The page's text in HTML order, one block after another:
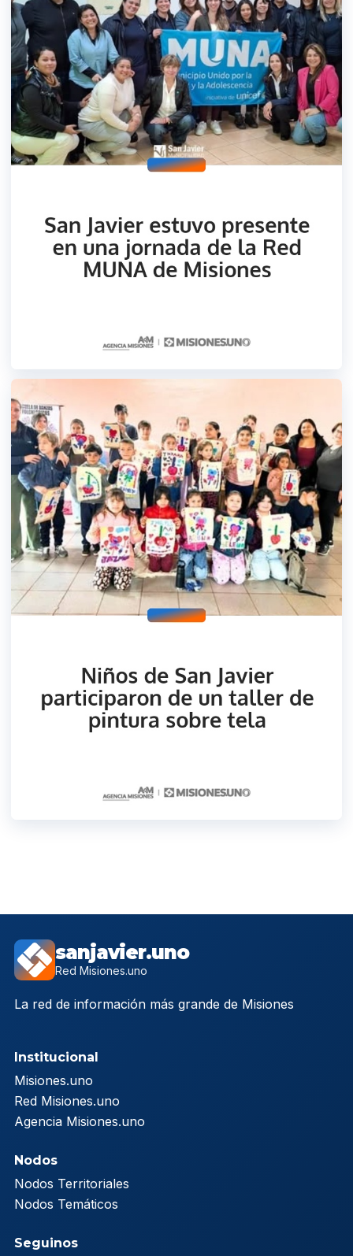
sanjavier.uno
Red Misiones.uno
La red de información más grande de Misiones
Institucional
Misiones.uno
Red Misiones.uno
Agencia Misiones.uno
Nodos
Nodos Territoriales
Nodos Temáticos
Seguinos